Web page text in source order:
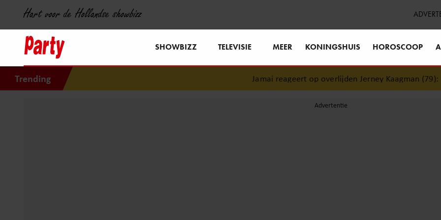
Hart voor de Hollandse showbizz
SHOWBIZZ TELEVISIE MEER KONINGSHUIS HOROSCOOP
Trending Jamai reageert op overlijden Jerney Kaagman (79):